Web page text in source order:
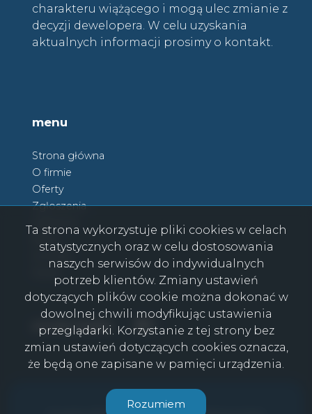
charakteru wiążącego i mogą ulec zmianie z
decyzji dewelopera. W celu uzyskania
aktualnych informacji prosimy o kontakt.
menu
Strona główna
O firmie
Oferty
Zgłoszenia
Kontakt
social media Facebook
Facebook
CasaViva © 2026
Ta strona wykorzystuje pliki cookies w celach
statystycznych oraz w celu dostosowania
naszych serwisów do indywidualnych
potrzeb klientów. Zmiany ustawień
dotyczących plików cookie można dokonać w
dowolnej chwili modyfikując ustawienia
przeglądarki. Korzystanie z tej strony bez
zmian ustawień dotyczących cookies oznacza,
że będą one zapisane w pamięci urządzenia.
Rozumiem